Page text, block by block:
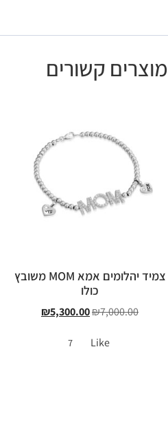
מוצרים קשורים
צמיד יהלומים אמא MOM משובץ
כולו
₪7,000.00
₪5,300.00
Like
7